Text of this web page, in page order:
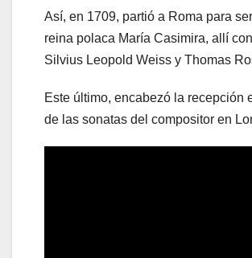
Así, en 1709, partió a Roma para
reina polaca María Casimira, allí
Silvius Leopold Weiss y Thomas
Este último, encabezó la recepción
de las sonatas del compositor en